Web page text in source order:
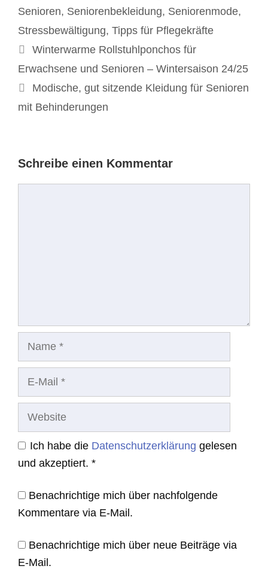
Senioren, Seniorenbekleidung, Seniorenmode,
Stressbewältigung, Tipps für Pflegekräfte
Beitrags-
Navigation
Winterwarme Rollstuhlponchos für
Erwachsene und Senioren – Wintersaison 24/25
Modische, gut sitzende Kleidung für Senioren
mit Behinderungen
Schreibe einen Kommentar
Ich habe die Datenschutzerklärung gelesen
und akzeptiert. *
Benachrichtige mich über nachfolgende
Kommentare via E-Mail.
Benachrichtige mich über neue Beiträge via
E-Mail.